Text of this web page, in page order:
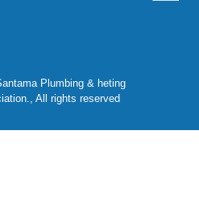
Plumbing & heting
All rights reserved